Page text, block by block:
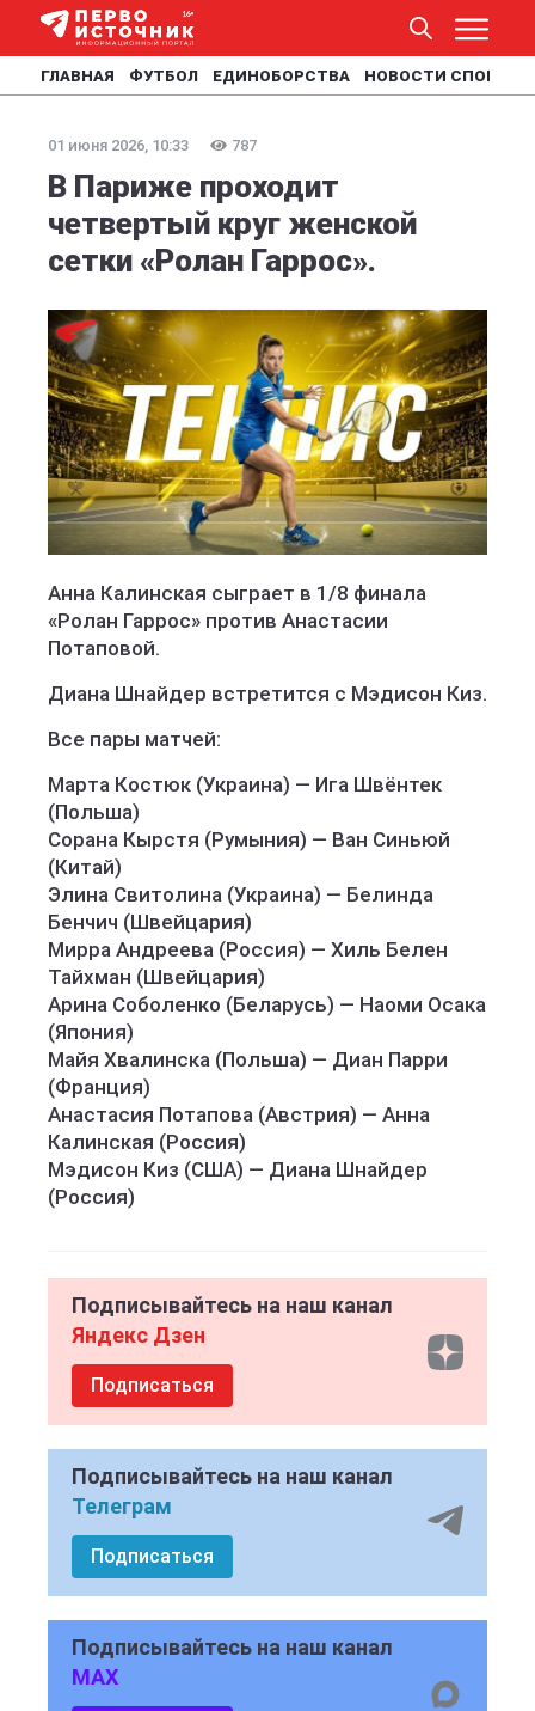
ГЛАВНАЯ ФУТБОЛ ЕДИНОБОРСТВА НОВОСТИ СПОРТА
01 июня 2026, 10:33 787
В Париже проходит
четвертый круг женской
сетки «Ролан Гаррос».
Анна Калинская сыграет в 1/8 финала
«Ролан Гаррос» против Анастасии
Потаповой.
Диана Шнайдер встретится с Мэдисон Киз.
Все пары матчей:
Марта Костюк (Украина) — Ига Швёнтек
(Польша)
Сорана Кырстя (Румыния) — Ван Синьюй
(Китай)
Элина Свитолина (Украина) — Белинда
Бенчич (Швейцария)
Мирра Андреева (Россия) — Хиль Белен
Тайхман (Швейцария)
Арина Соболенко (Беларусь) — Наоми Осака
(Япония)
Майя Хвалинска (Польша) — Диан Парри
(Франция)
Анастасия Потапова (Австрия) — Анна
Калинская (Россия)
Мэдисон Киз (США) — Диана Шнайдер
(Россия)
Подписывайтесь на наш канал
Яндекс Дзен
Подписаться
Подписывайтесь на наш канал
Телеграм
Подписаться
Подписывайтесь на наш канал
MAX